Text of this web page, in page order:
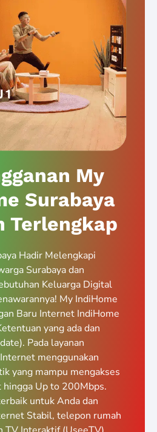
My
Surabaya
Terlengkap
Hadir Melengkapi
Surabaya dan
Keluarga Digital
My IndiHome
Baru Internet IndiHome
yang ada dan
Pada layanan
menggunakan
yang mampu mengakses
Up to 200Mbps.
untuk Anda dan
Stabil, telepon rumah